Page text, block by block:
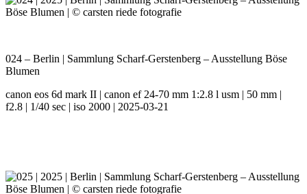
024 – Berlin | Sammlung Scharf-Gerstenberg – Ausstellung Böse
Blumen
canon eos 6d mark II | canon ef 24-70 mm 1:2.8 l usm | 50 mm |
f2.8 | 1/40 sec | iso 2000 | 2025-03-21